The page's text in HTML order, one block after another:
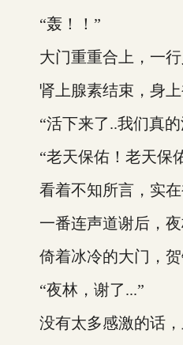
“轰！！”
大门重重合上，一行
肾上腺素结束，身上
“活下来了..我们真的
“老天保佑！老天保
看着不知所言，实在
一番连声道谢后，夜
倚着冰冷的大门，贺
“夜林，谢了...”
没有太多感激的话，